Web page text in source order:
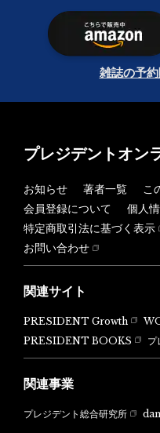
雑誌の予
プレジデントオン
お知らせ 著者一覧
こ
会員登録について
個人
特定商取引法に基づく表示
お問い合わせ
関連サイト
PRESIDENT Growth
PRESIDENT BOOKS
関連事業
プレジデント総合研究所